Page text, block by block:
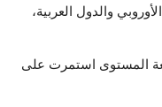
والدول العربية،
المستوى ‏استمرت على